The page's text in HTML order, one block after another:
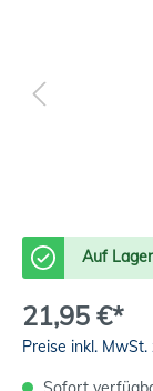
Auf Lager
21,95 €*
Preise inkl.